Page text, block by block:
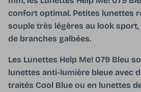
confort optimal. Petites lunettes
souple très légères au look
de branches galbées.
Les Lunettes Help Me! 079 Bleu
lunettes anti-lumière bleue avec
traités Cool Blue ou en lunettes